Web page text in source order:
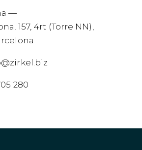
—
157, 4rt (Torre NN),
280